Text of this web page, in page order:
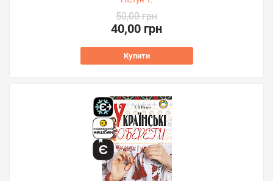
50,00 грн
40,00 грн
Купити